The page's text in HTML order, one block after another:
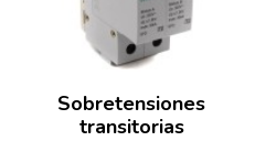
Sobretensiones
transitorias